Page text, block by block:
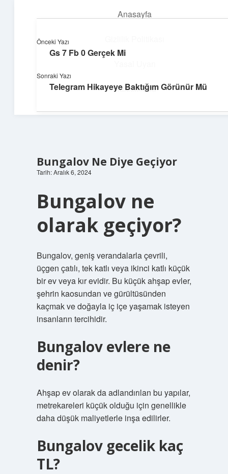
Anasayfa
Hakkımızda
Hafif Fikir Esintisi
Hayatına neşe katan kısa hikayeler!
Bungalov Ne Diye Geçiyor
Tarih: Aralık 6, 2024
Bungalov ne
olarak geçiyor?
Bungalov, geniş verandalarla çevrili,
üçgen çatılı, tek katlı veya ikinci katlı küçük
bir ev veya kır evidir. Bu küçük ahşap evler,
şehrin kaosundan ve gürültüsünden
kaçmak ve doğayla iç içe yaşamak isteyen
insanların tercihidir.
Bungalov evlere ne
denir?
Ahşap ev olarak da adlandırılan bu yapılar,
metrekareleri küçük olduğu için genellikle
daha düşük maliyetlerle inşa edilirler.
Bungalov gecelik kaç
TL?
Önceki Yazı
Gs 7 Fb 0 Gerçek Mi
Sonraki Yazı
Telegram Hikayeye Baktığım Görünür Mü